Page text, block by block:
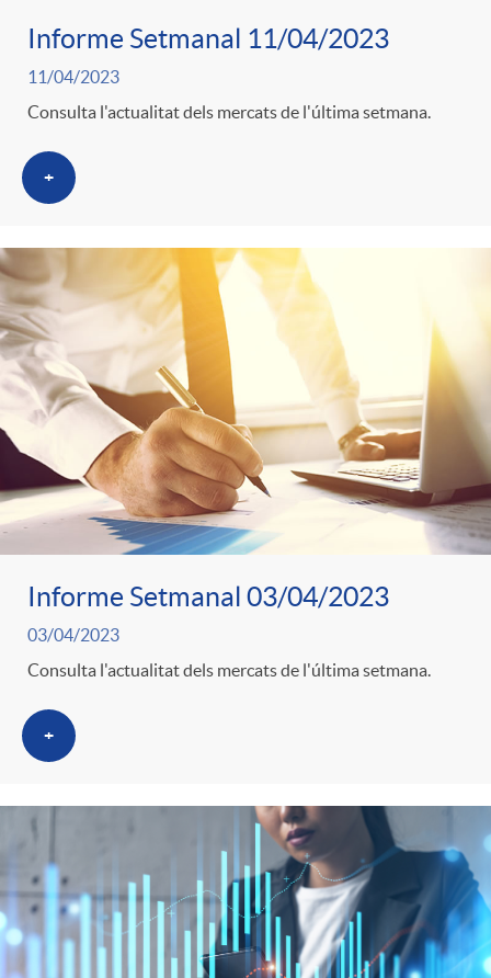
Informe Setmanal 11/04/2023
11/04/2023
Consulta l'actualitat dels mercats de l'última setmana.
+
Informe Setmanal 03/04/2023
03/04/2023
Consulta l'actualitat dels mercats de l'última setmana.
+